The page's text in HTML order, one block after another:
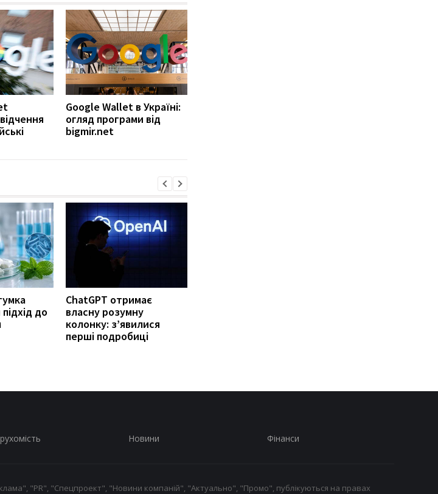
Google Wallet в Україні:
огляд програми від
bigmir.net
до
ChatGPT отримає
власну розумну
колонку: з’явилися
перші подробиці
Новини Фінанси
"PR", "Спецпроект", "Новини компаній", "Актуально", "Промо", публікуються на правах